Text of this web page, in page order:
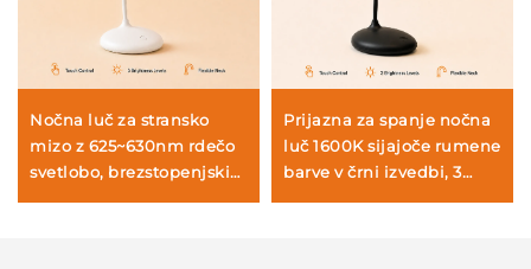
Nočna luč za stransko
mizo z 625~630nm rdečo
svetlobo, brezstopenjskim
zatemnjevanjem in
Prijazna za spanje nočna
luč 1600K sijajoče rumene
barve v črni izvedbi, 3
nastavljive svetlobne